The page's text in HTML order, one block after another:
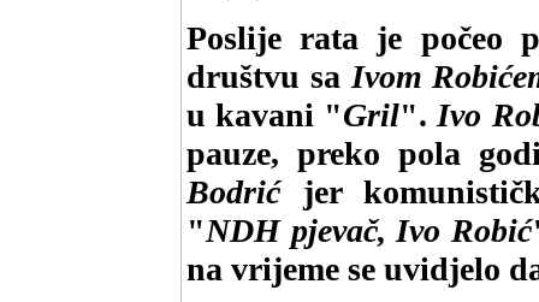
Poslije rata je počeo
društvu sa Ivom
u kavani "Gril".Ivo
pauze, preko pola
Bodrićjer
"NDH pjevač, Ivo Robić
na vrijeme se uvidjelo